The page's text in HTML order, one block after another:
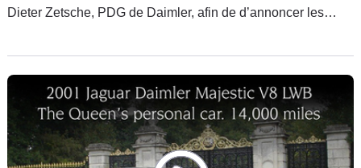
Dieter Zetsche, PDG de Daimler, afin de d’annoncer les
entreprises ainsi que la nature du partenariat industriel qui
les unira.